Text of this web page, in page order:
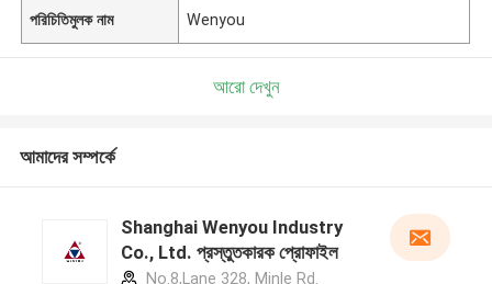
পরিচিতিমুলক নাম Wenyou
আরো দেখুন
আমাদের সম্পর্কে
Shanghai Wenyou Industry
Co., Ltd. প্রস্তুতকারক প্রোফাইল
No.8,Lane 328, Minle Rd.